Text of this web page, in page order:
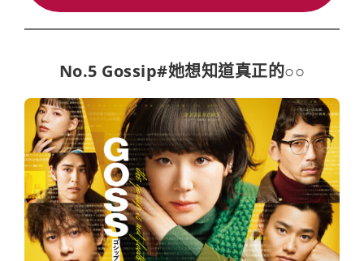
No.5 Gossip#她想知道真正的○○